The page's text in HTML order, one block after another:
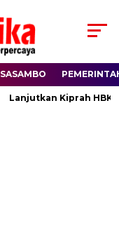
SASAMBO
Lanjutkan Kiprah HBK,